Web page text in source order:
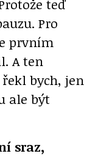
teď
Pro
prvním
A ten
bych, jen
ale být
sraz,